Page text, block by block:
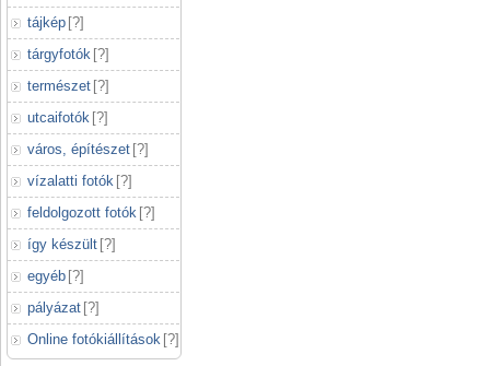
tájkép [?]
tárgyfotók [?]
természet [?]
utcaifotók [?]
város, építészet [?]
vízalatti fotók [?]
feldolgozott fotók [?]
így készült [?]
egyéb [?]
pályázat [?]
Online fotókiállítások [?]